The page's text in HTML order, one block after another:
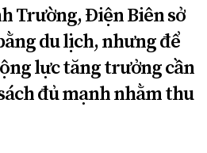
Trường, Điện Biên sở
du lịch, nhưng để
lực tăng trưởng cần
đủ mạnh nhằm thu